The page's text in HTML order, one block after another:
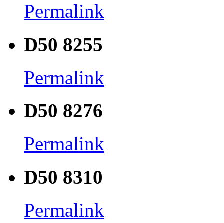
Permalink
D50 8255
Permalink
D50 8276
Permalink
D50 8310
Permalink